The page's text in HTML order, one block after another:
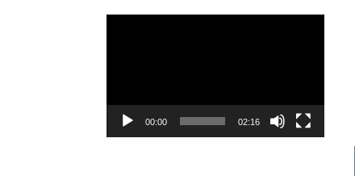
ー
ー
00:00 02:16